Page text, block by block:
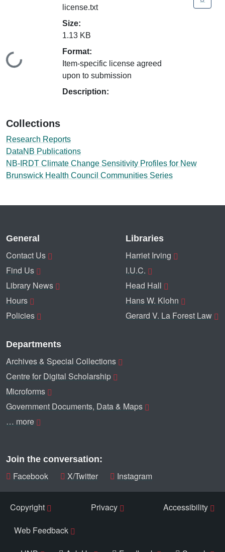
Loading...
license.txt
Size:
1.13 KB
Format:
Item-specific license agreed
upon to submission
Description:
Collections
Research Reports
DataNB Publications
NB-IRDT Climate Change Sensitivity Profiles for New
Brunswick Health Council Communities Series
General
Contact Us
Find Us
Library News
Hours
Policies
Libraries
Harriet Irving
I.U.C.
Head Hall
Hans W. Klohn
Gerard V. La Forest Law
Departments
Archives & Special Collections
Centre for Digital Scholarship
Microforms
Government Documents, Data & Maps
… more
Join the conversation:
Facebook X/Twitter Instagram
Copyright Privacy
Accessibility
Web Feedback